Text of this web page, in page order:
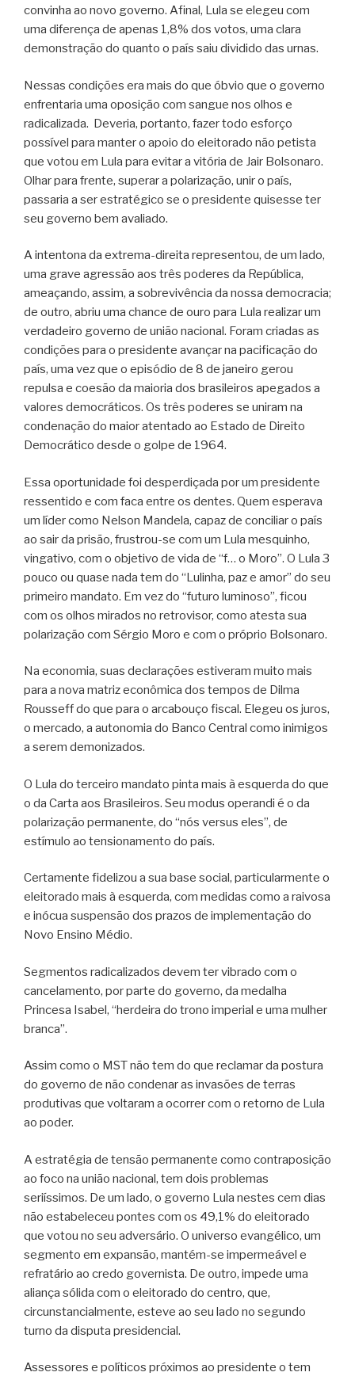
convinha ao novo governo. Afinal, Lula se elegeu com
uma diferença de apenas 1,8% dos votos, uma clara
demonstração do quanto o país saiu dividido das urnas.
Nessas condições era mais do que óbvio que o governo
enfrentaria uma oposição com sangue nos olhos e
radicalizada. Deveria, portanto, fazer todo esforço
possível para manter o apoio do eleitorado não petista
que votou em Lula para evitar a vitória de Jair Bolsonaro.
Olhar para frente, superar a polarização, unir o país,
passaria a ser estratégico se o presidente quisesse ter
seu governo bem avaliado.
A intentona da extrema-direita representou, de um lado,
uma grave agressão aos três poderes da República,
ameaçando, assim, a sobrevivência da nossa democracia;
de outro, abriu uma chance de ouro para Lula realizar um
verdadeiro governo de união nacional. Foram criadas as
condições para o presidente avançar na pacificação do
país, uma vez que o episódio de 8 de janeiro gerou
repulsa e coesão da maioria dos brasileiros apegados a
valores democráticos. Os três poderes se uniram na
condenação do maior atentado ao Estado de Direito
Democrático desde o golpe de 1964.
Essa oportunidade foi desperdiçada por um presidente
ressentido e com faca entre os dentes. Quem esperava
um líder como Nelson Mandela, capaz de conciliar o país
ao sair da prisão, frustrou-se com um Lula mesquinho,
vingativo, com o objetivo de vida de “f… o Moro”. O Lula 3
pouco ou quase nada tem do “Lulinha, paz e amor” do seu
primeiro mandato. Em vez do “futuro luminoso”, ficou
com os olhos mirados no retrovisor, como atesta sua
polarização com Sérgio Moro e com o próprio Bolsonaro.
Na economia, suas declarações estiveram muito mais
para a nova matriz econômica dos tempos de Dilma
Rousseff do que para o arcabouço fiscal. Elegeu os juros,
o mercado, a autonomia do Banco Central como inimigos
a serem demonizados.
O Lula do terceiro mandato pinta mais à esquerda do que
o da Carta aos Brasileiros. Seu modus operandi é o da
polarização permanente, do “nós versus eles”, de
estímulo ao tensionamento do país.
Certamente fidelizou a sua base social, particularmente o
eleitorado mais à esquerda, com medidas como a raivosa
e inócua suspensão dos prazos de implementação do
Novo Ensino Médio.
Segmentos radicalizados devem ter vibrado com o
cancelamento, por parte do governo, da medalha
Princesa Isabel, “herdeira do trono imperial e uma mulher
branca”.
Assim como o MST não tem do que reclamar da postura
do governo de não condenar as invasões de terras
produtivas que voltaram a ocorrer com o retorno de Lula
ao poder.
A estratégia de tensão permanente como contraposição
ao foco na união nacional, tem dois problemas
seriíssimos. De um lado, o governo Lula nestes cem dias
não estabeleceu pontes com os 49,1% do eleitorado
que votou no seu adversário. O universo evangélico, um
segmento em expansão, mantém-se impermeável e
refratário ao credo governista. De outro, impede uma
aliança sólida com o eleitorado do centro, que,
circunstancialmente, esteve ao seu lado no segundo
turno da disputa presidencial.
Assessores e políticos próximos ao presidente o tem